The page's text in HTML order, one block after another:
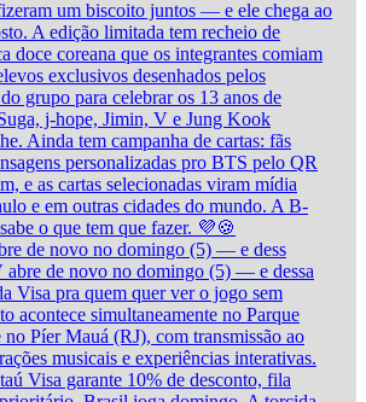
de novo no domingo (5) — e dess